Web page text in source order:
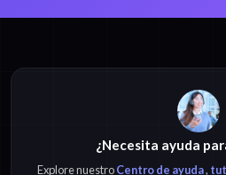
¿Necesita ayuda
Explore nuestroCentro de ayuda,